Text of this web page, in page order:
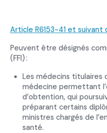
Article R6153-41 et
Peuvent être désignés
(FFI) :
Les médecins titulaires
médecine permettant
d’obtention, qui
préparant certains
ministres chargés de
santé.